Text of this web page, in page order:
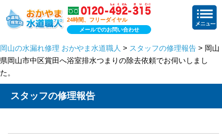
24時間、フリーダイヤル
メールでのお問い合わせ
岡山の水漏れ修理 おかやま水道職人 > スタッフの修理報告 > 岡山
県岡山市中区賞田へ浴室排水つまりの除去依頼でお伺いしまし
た。
スタッフの修理報告